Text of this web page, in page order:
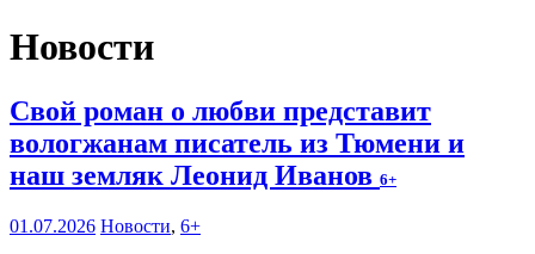
Новости
Свой роман о любви представит
вологжанам писатель из Тюмени и
наш земляк Леонид Иванов 6+
01.07.2026 Новости, 6+